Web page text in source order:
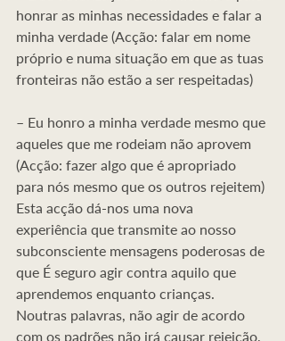
honrar as minhas necessidades e falar a
minha verdade (Acção: falar em nome
próprio e numa situação em que as tuas
fronteiras não estão a ser respeitadas)
– Eu honro a minha verdade mesmo que
aqueles que me rodeiam não aprovem
(Acção: fazer algo que é apropriado
para nós mesmo que os outros rejeitem)
Esta acção dá-nos uma nova
experiência que transmite ao nosso
subconsciente mensagens poderosas de
que É seguro agir contra aquilo que
aprendemos enquanto crianças.
Noutras palavras, não agir de acordo
com os padrões não irá causar rejeição,